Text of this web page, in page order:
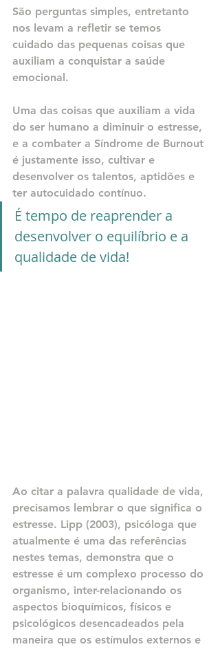
São perguntas simples, entretanto
nos levam a refletir se temos
cuidado das pequenas coisas que
auxiliam a conquistar a saúde
emocional.
Uma das coisas que auxiliam a vida
do ser humano a diminuir o estresse,
e a combater a Síndrome de Burnout
é justamente isso, cultivar e
desenvolver os talentos, aptidões e
ter autocuidado contínuo.
É tempo de reaprender a
desenvolver o equilíbrio e a
qualidade de vida!
Ao citar a palavra qualidade de vida,
precisamos lembrar o que significa o
estresse. Lipp (2003), psicóloga que
atualmente é uma das referências
nestes temas, demonstra que o
estresse é um complexo processo do
organismo, inter-relacionando os
aspectos bioquímicos, físicos e
psicológicos desencadeados pela
maneira que os estímulos externos e